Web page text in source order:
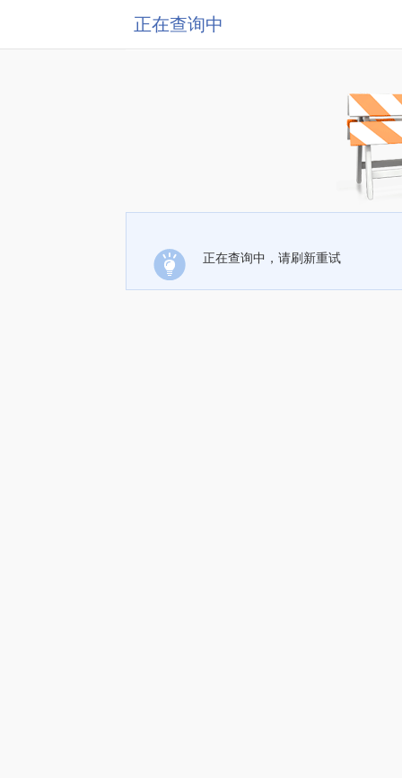
正在查询中
正在查询中，请刷新重试